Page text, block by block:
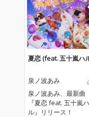
夏恋 (feat. 五十嵐ハ
泉ノ波あみ
泉ノ波あみ、最新曲
『夏恋 feat. 五十嵐ハ
ル』リリース！